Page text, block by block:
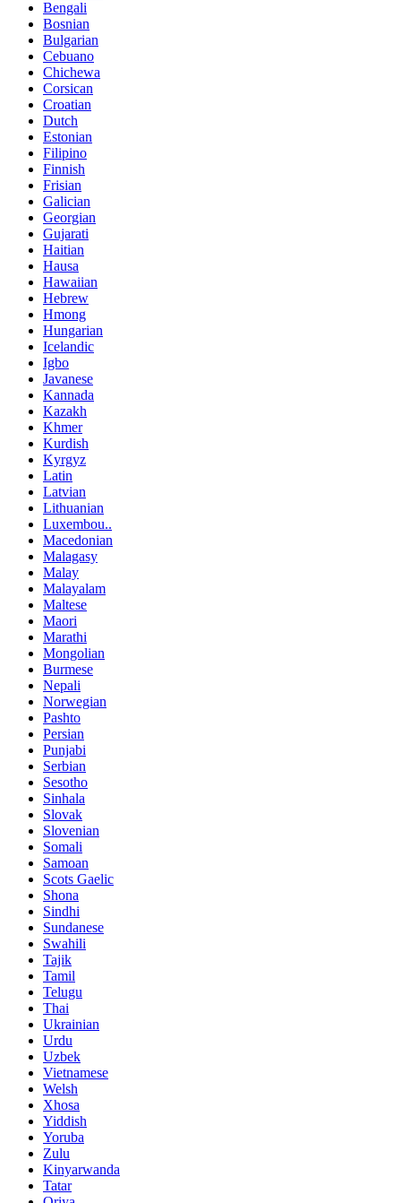
Bengali
Bosnian
Bulgarian
Cebuano
Chichewa
Corsican
Croatian
Dutch
Estonian
Filipino
Finnish
Frisian
Galician
Georgian
Gujarati
Haitian
Hausa
Hawaiian
Hebrew
Hmong
Hungarian
Icelandic
Igbo
Javanese
Kannada
Kazakh
Khmer
Kurdish
Kyrgyz
Latin
Latvian
Lithuanian
Luxembou..
Macedonian
Malagasy
Malay
Malayalam
Maltese
Maori
Marathi
Mongolian
Burmese
Nepali
Norwegian
Pashto
Persian
Punjabi
Serbian
Sesotho
Sinhala
Slovak
Slovenian
Somali
Samoan
Scots Gaelic
Shona
Sindhi
Sundanese
Swahili
Tajik
Tamil
Telugu
Thai
Ukrainian
Urdu
Uzbek
Vietnamese
Welsh
Xhosa
Yiddish
Yoruba
Zulu
Kinyarwanda
Tatar